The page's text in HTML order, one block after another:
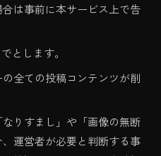
は事前に本サービス上で告
とします。
全ての投稿コンテンツが削
りすまし」や「画像の無断
運営者が必要と判断する事